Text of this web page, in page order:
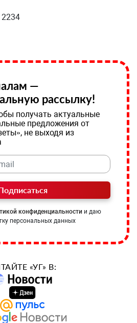
2234
—
рассылку!
получать актуальные
предложения от
не выходя из
конфиденциальности и даю
персональных данных
«УГ» В: